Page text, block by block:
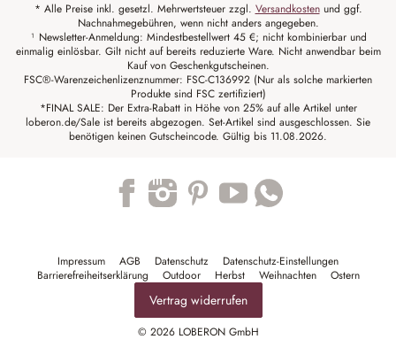
* Alle Preise inkl. gesetzl. Mehrwertsteuer zzgl. Versandkostenund ggf.
Nachnahmegebühren, wenn nicht anders angegeben.
¹ Newsletter-Anmeldung: Mindestbestellwert 45 €; nicht kombinierbar und
einmalig einlösbar. Gilt nicht auf bereits reduzierte Ware. Nicht anwendbar beim
Kauf von Geschenkgutscheinen.
FSC®-Warenzeichenlizenznummer: FSC-C136992 (Nur als solche markierten
Produkte sind FSC zertifiziert)
*FINAL SALE: Der Extra-Rabatt in Höhe von 25% auf alle Artikel unter
loberon.de/Sale ist bereits abgezogen. Set-Artikel sind ausgeschlossen. Sie
benötigen keinen Gutscheincode. Gültig bis 11.08.2026.
Impressum AGB Datenschutz
Datenschutz-Einstellungen
Barrierefreiheitserklärung
Outdoor Herbst Weihnachten Ostern
Vertrag widerrufen
© 2026 LOBERON GmbH